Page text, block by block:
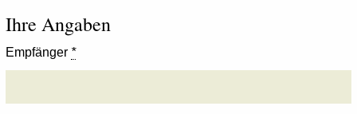
Ihre Angaben
Empfänger *